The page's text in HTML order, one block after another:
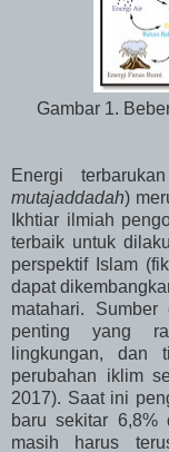
Gambar 1.
Energi
mutajaddadah)
Ikhtiar ilmiah
terbaik untuk
perspektif Islam
dapat
matahari.
penting yang
lingkungan, dan
perubahan iklim
2017). Saat ini
baru sekitar 6,8%
masih harus